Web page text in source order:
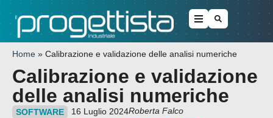
Home » Calibrazione e validazione delle analisi numeriche
Calibrazione e validazione
delle analisi numeriche
SOFTWARE 16 Luglio 2024Roberta Falco